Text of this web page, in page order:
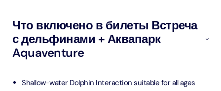
Что включено в билеты Встреча
с дельфинами + Аквапарк
Aquaventure
Shallow-water Dolphin Interaction suitable for all ages